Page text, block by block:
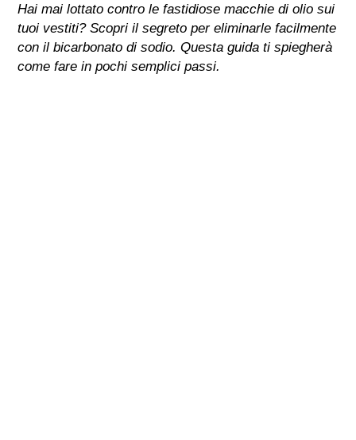
Hai mai lottato contro le fastidiose macchie di olio sui
tuoi vestiti? Scopri il segreto per eliminarle facilmente
con il bicarbonato di sodio. Questa guida ti spiegherà
come fare in pochi semplici passi.